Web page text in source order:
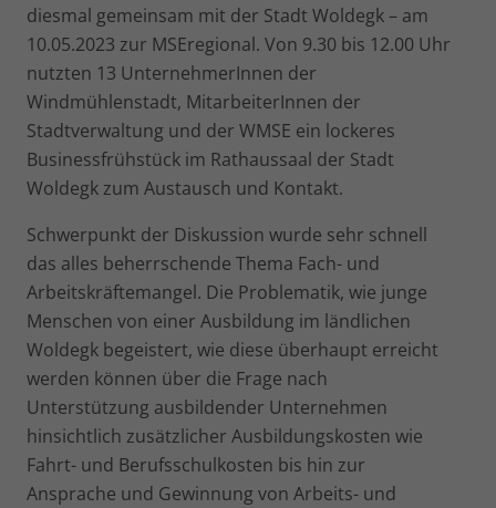
diesmal gemeinsam mit der Stadt Woldegk – am
10.05.2023 zur MSEregional. Von 9.30 bis 12.00 Uhr
nutzten 13 UnternehmerInnen der
Windmühlenstadt, MitarbeiterInnen der
Stadtverwaltung und der WMSE ein lockeres
Businessfrühstück im Rathaussaal der Stadt
Woldegk zum Austausch und Kontakt.
Schwerpunkt der Diskussion wurde sehr schnell
das alles beherrschende Thema Fach- und
Arbeitskräftemangel. Die Problematik, wie junge
Menschen von einer Ausbildung im ländlichen
Woldegk begeistert, wie diese überhaupt erreicht
werden können über die Frage nach
Unterstützung ausbildender Unternehmen
hinsichtlich zusätzlicher Ausbildungskosten wie
Fahrt- und Berufsschulkosten bis hin zur
Ansprache und Gewinnung von Arbeits- und